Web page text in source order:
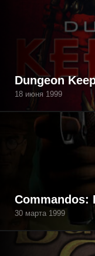
Dungeon
18 июня 1999
Commandos:
30 марта 1999